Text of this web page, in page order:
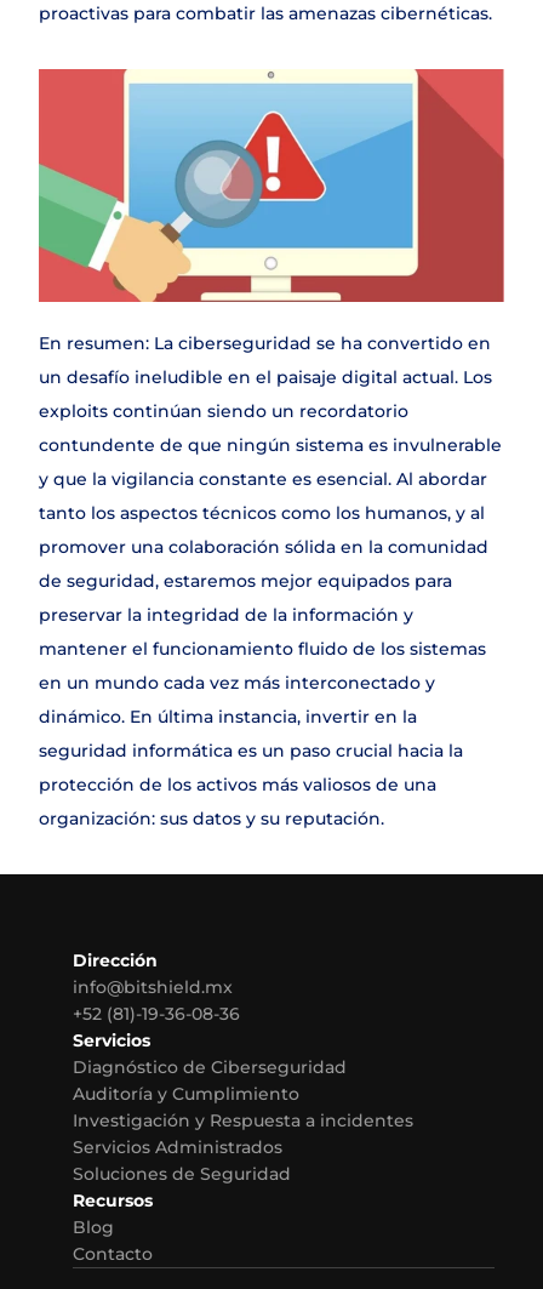
proactivas para combatir las amenazas cibernéticas.
En resumen: La ciberseguridad se ha convertido en
un desafío ineludible en el paisaje digital actual. Los
exploits continúan siendo un recordatorio
contundente de que ningún sistema es invulnerable
y que la vigilancia constante es esencial. Al abordar
tanto los aspectos técnicos como los humanos, y al
promover una colaboración sólida en la comunidad
de seguridad, estaremos mejor equipados para
preservar la integridad de la información y
mantener el funcionamiento fluido de los sistemas
en un mundo cada vez más interconectado y
dinámico. En última instancia, invertir en la
seguridad informática es un paso crucial hacia la
protección de los activos más valiosos de una
organización: sus datos y su reputación.
Dirección
info@bitshield.mx
+52 (81)-19-36-08-36
Servicios
Diagnóstico de Ciberseguridad
Auditoría y Cumplimiento
Investigación y Respuesta a incidentes
Servicios Administrados
Soluciones de Seguridad
Recursos
Blog
Contacto